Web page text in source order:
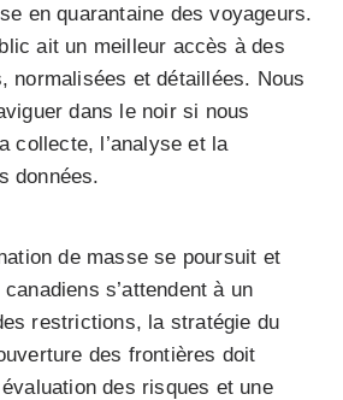
en quarantaine des voyageurs.
ait un meilleur accès à des
normalisées et détaillées. Nous
dans le noir si nous
collecte, l’analyse et la
données.
de masse se poursuit et
s’attendent à un
restrictions, la stratégie du
des frontières doit
des risques et une